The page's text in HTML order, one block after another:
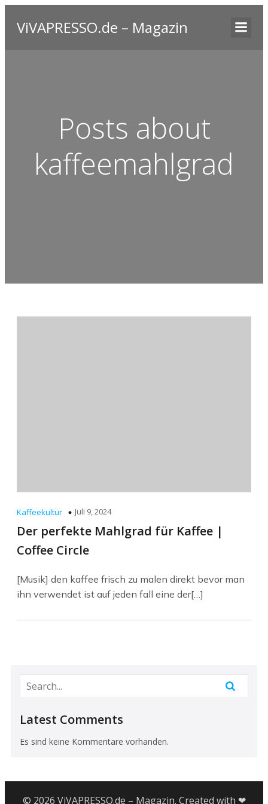
ViVAPRESSO.de – Magazin
Posts about
kaffeemahlgrad
Kaffeekultur Juli 9, 2024
Der perfekte Mahlgrad für Kaffee |
Coffee Circle
[Musik] den kaffee frisch zu malen direkt bevor man
ihn verwendet ist auf jeden fall eine der[…]
Latest Comments
Es sind keine Kommentare vorhanden.
© 2026 ViVAPRESSO.de – Magazin. Created with ❤